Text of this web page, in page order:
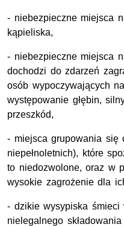
- niebezpieczne miejsca
kąpieliska,
- niebezpieczne miejsca
dochodzi do zdarzeń
osób wypoczywających
występowanie głębin,
przeszkód,
- miejsca grupowania się
niepełnoletnich), które
to niedozwolone, oraz w
wysokie zagrożenie dla
- dzikie wysypiska
nielegalnego